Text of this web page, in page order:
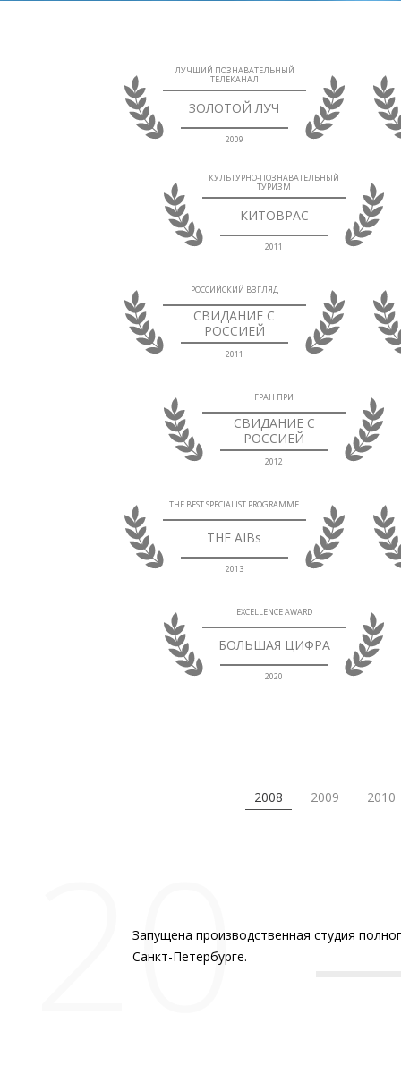
ЛУЧШИЙ ПОЗНАВАТЕЛЬНЫЙ
ТЕЛЕКАНАЛ
ЗОЛОТОЙ ЛУЧ
2009
КУЛЬТУРНО-ПОЗНАВАТЕЛЬНЫЙ
ТУРИЗМ
КИТОВРАС
2011
РОССИЙСКИЙ ВЗГЛЯД
СВИДАНИЕ С
РОССИЕЙ
2011
ГРАН ПРИ
СВИДАНИЕ С
РОССИЕЙ
2012
THE BEST SPECIALIST PROGRAMME
THE AIBs
2013
EXCELLENCE AWARD
БОЛЬШАЯ ЦИФРА
2020
2008 2009 2010
Запущена производственная студия
Санкт-Петербурге.
20